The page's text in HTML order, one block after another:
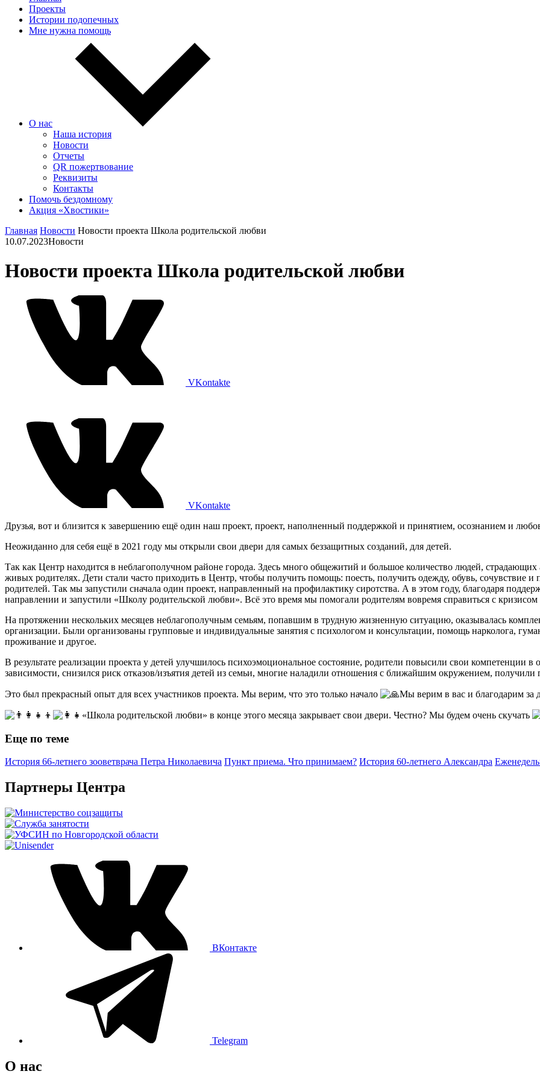
Проекты
Истории подопечных
Мне нужна помощь
О нас
Наша история
Новости
Отчеты
QR пожертвование
Реквизиты
Контакты
Помочь бездомному
Акция «Хвостики»
Главная Новости Новости проекта Школа родительской любви
10.07.2023Новости
Новости проекта Школа родительской любви
VKontakte
VKontakte
Друзья, вот и близится к завершению ещё один наш проект, проект, наполненный поддержкой и принятием, осознанием и
Неожиданно для себя ещё в 2021 году мы открыли свои двери для самых беззащитных созданий, для детей.
Так как Центр находится в неблагополучном районе города. Здесь много общежитий и большое количество людей,
живых родителях. Дети стали часто приходить в Центр, чтобы получить помощь: поесть, получить одежду, обувь, сочувствие
родителей. Так мы запустили сначала один проект, направленный на профилактику сиротства. А в этом году, благодаря
направлении и запустили «Школу родительской любви». Всё это время мы помогали родителям вовремя справиться с
На протяжении нескольких месяцев неблагополучным семьям, попавшим в трудную жизненную ситуацию, оказывалась
организации. Были организованы групповые и индивидуальные занятия с психологом и консультации, помощь нарколога,
проживание и другое.
В результате реализации проекта у детей улучшилось психоэмоциональное состояние, родители повысили свои компетенции в
зависимости, снизился риск отказов/изъятия детей из семьи, многие наладили отношения с ближайшим окружением,
Это был прекрасный опыт для всех участников проекта. Мы верим, что это только начало Мы верим в вас и благодарим за
«Школа родительской любви» в конце этого месяца закрывает свои двери. Честно? Мы будем очень скучать
Еще по теме
История 66-летнего зооветврача Петра Николаевича Пункт приема. Что принимаем? История 60-летнего Александра
Партнеры Центра
ВКонтакте
Telegram
О нас